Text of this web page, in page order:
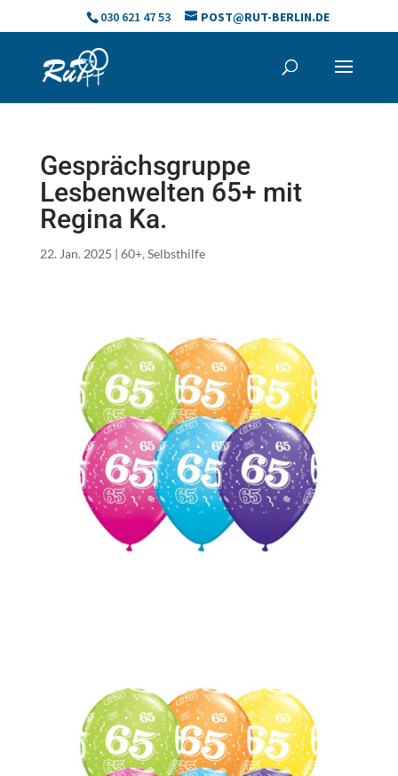
030 621 47 53 POST@RUT-BERLIN.DE
Gesprächsgruppe
Lesbenwelten 65+ mit
Regina Ka.
22. Jan. 2025 | 60+, Selbsthilfe